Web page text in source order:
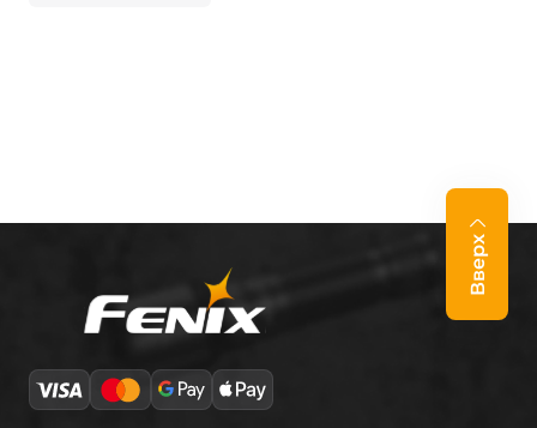
Вверх